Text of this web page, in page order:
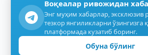
Воқеалар ривожидан
Энг муҳим хабарлар, эксклюзив
тезкор янгиликларни ўзингизга
платформада кузатиб боринг.
Обуна бўлинг